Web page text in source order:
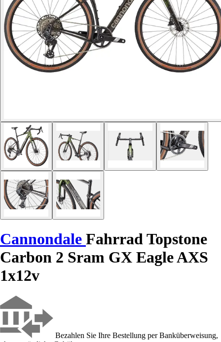
Cannondale Fahrrad Topstone
Carbon 2 Sram GX Eagle AXS
1x12v
Bezahlen Sie Ihre Bestellung per Banküberweisung,